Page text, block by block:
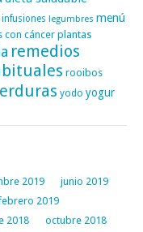
infusiones legumbres menú
con cáncer plantas
remedios
rooibos
yodo yogur
2019
junio 2019
2019
2018
octubre 2018